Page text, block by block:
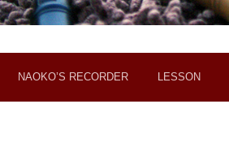
NAOKO’S RECORDER LESSON